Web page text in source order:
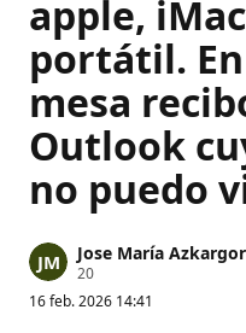
apple,
portátil.
mesa
Outlook
no puedo
Jose María
20P
n
16 feb. 2026 14:41